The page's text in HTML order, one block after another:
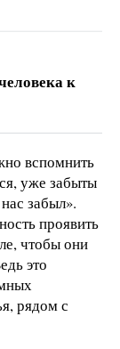
к
вспомнить
уже забыты
забыл».
проявить
чтобы они
это
рядом с